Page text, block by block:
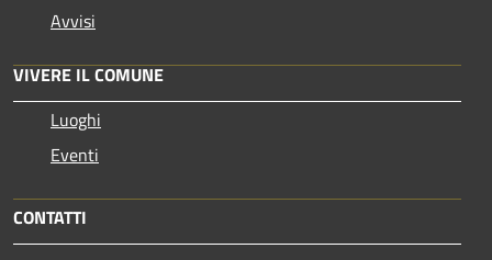
Avvisi
VIVERE IL COMUNE
Luoghi
Eventi
CONTATTI